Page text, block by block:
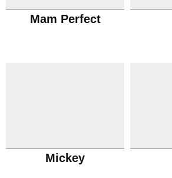
Mam Perfect
Mickey